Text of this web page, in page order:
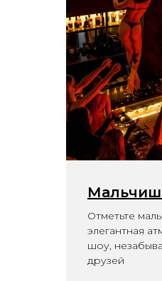
Отметьте
элегантная
шоу,
друзей